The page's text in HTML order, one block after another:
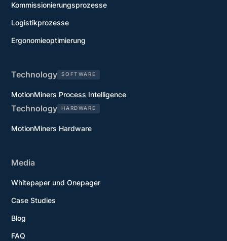
Kommissionierungsprozesse
Logistikprozesse
Ergonomieoptimierung
Technology SOFTWARE
MotionMiners Process Intelligence
Technology HARDWARE
MotionMiners Hardware
Media
Whitepaper und Onepager
Case Studies
Blog
FAQ